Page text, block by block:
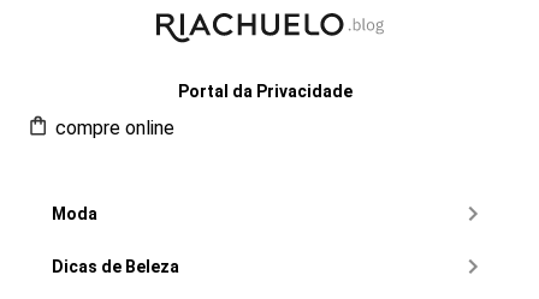
Portal da Privacidade
compre online
Moda
Dicas de Beleza